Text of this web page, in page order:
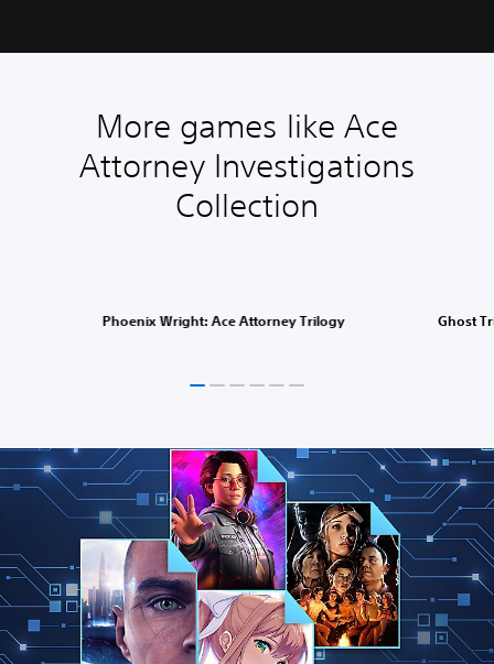
More games like Ace
Attorney Investigations
Collection
Phoenix Wright: Ace Attorney Trilogy Ghost